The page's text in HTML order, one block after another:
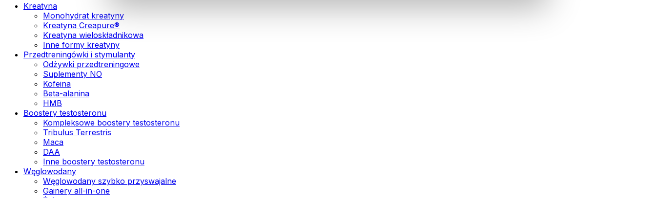
Kreatyna
Monohydrat kreatyny
Kreatyna Creapure®
Kreatyna wieloskładnikowa
Inne formy kreatyny
Przedtreningówki i stymulanty
Odżywki przedtreningowe
Suplementy NO
Kofeina
Beta-alanina
HMB
Boostery testosteronu
Kompleksowe boostery testosteronu
Tribulus Terrestris
Maca
DAA
Inne boostery testosteronu
Węglowodany
Węglowodany szybko przyswajalne
Gainery all-in-one